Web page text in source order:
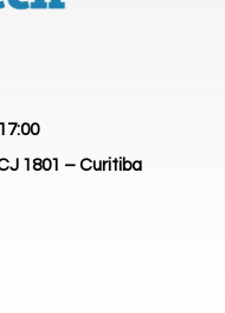
1801 – Curitiba